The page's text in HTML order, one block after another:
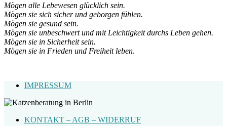
Mögen alle Lebewesen glücklich sein.
Mögen sie sich sicher und geborgen fühlen.
Mögen sie gesund sein.
Mögen sie unbeschwert und mit Leichtigkeit durchs Leben gehen.
Mögen sie in Sicherheit sein.
Mögen sie in Frieden und Freiheit leben.
IMPRESSUM
KONTAKT – AGB – WIDERRUF